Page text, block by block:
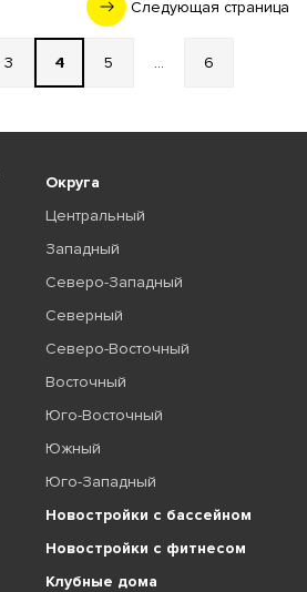
3 4 5 ... 6
Следующая страница
Округа
Центральный
Западный
Северо-Западный
Северный
Северо-Восточный
Восточный
Юго-Восточный
Южный
Юго-Западный
Новостройки с бассейном
Новостройки с фитнесом
Клубные дома